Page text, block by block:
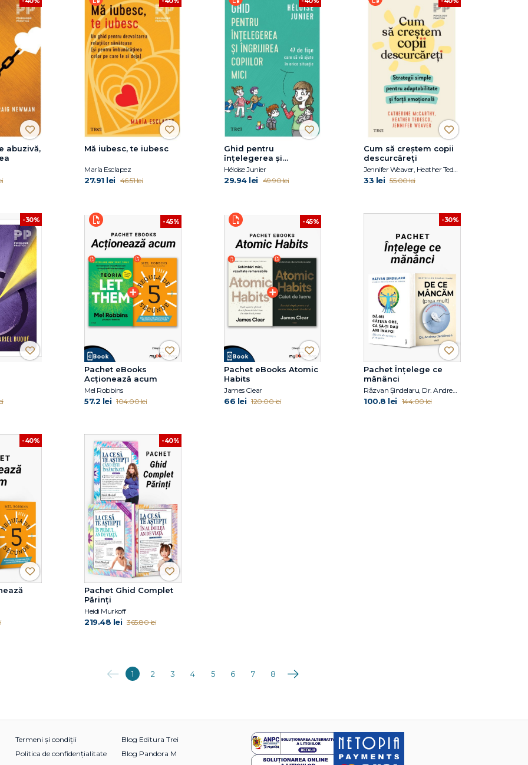
abuzivă,
Mă iubesc, te iubesc
María Esclapez
27.91 lei 46.51 lei
Ghid pentru
înțelegerea și
îngrijirea copiilor mici
Héloïse Junier
29.94 lei 49.90 lei
Cum să creștem copii
descurcăreți
33 lei 55.00 lei
-30% -45%
Pachet eBooks
Acționează acum
Mel Robbins
57.2 lei 104.00 lei
-45%
Pachet eBooks Atomic
Habits
James Clear
66 lei 120.00 lei
-30%
Pachet Înțelege ce
mănânci
Răzvan Șindelaru, Dr. Andrew Jenkinson
100.8 lei 144.00 lei
-40% -40%
Pachet Ghid Complet
Părinți
Heidi Murkoff
219.48 lei 365.80 lei
Anterioara
1 2 3 4 5 6 7 8 Următoarea
Termeni și condiții
Politica de confidențialitate
Blog Editura Trei
Blog Pandora M